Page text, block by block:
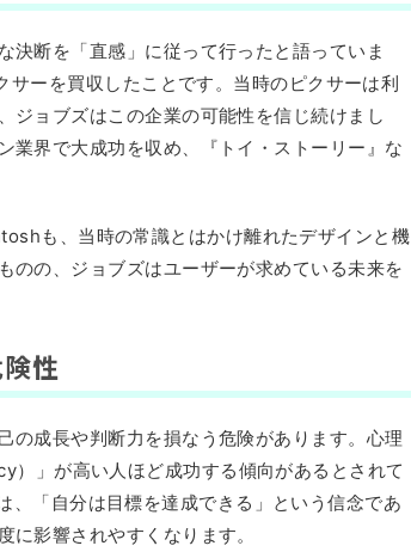
決断を「直感」に従って行ったと語っていま
ーを買収したことです。当時のピクサーは利
ジョブズはこの企業の可能性を信じ続けまし
業界で大成功を収め、『トイ・ストーリー』な
も、当時の常識とはかけ離れたデザインと機
のの、ジョブズはユーザーが求めている未来を
性
の成長や判断力を損なう危険があります。心理
」が高い人ほど成功する傾向があるとされて
「自分は目標を達成できる」という信念であ
に影響されやすくなります。